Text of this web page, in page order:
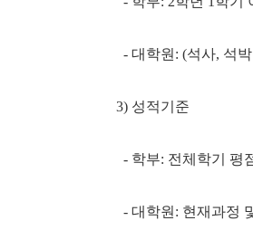
- 대학원: (석사, 석박
3) 성적기준
- 학부: 전체학기 평
- 대학원: 현재과정